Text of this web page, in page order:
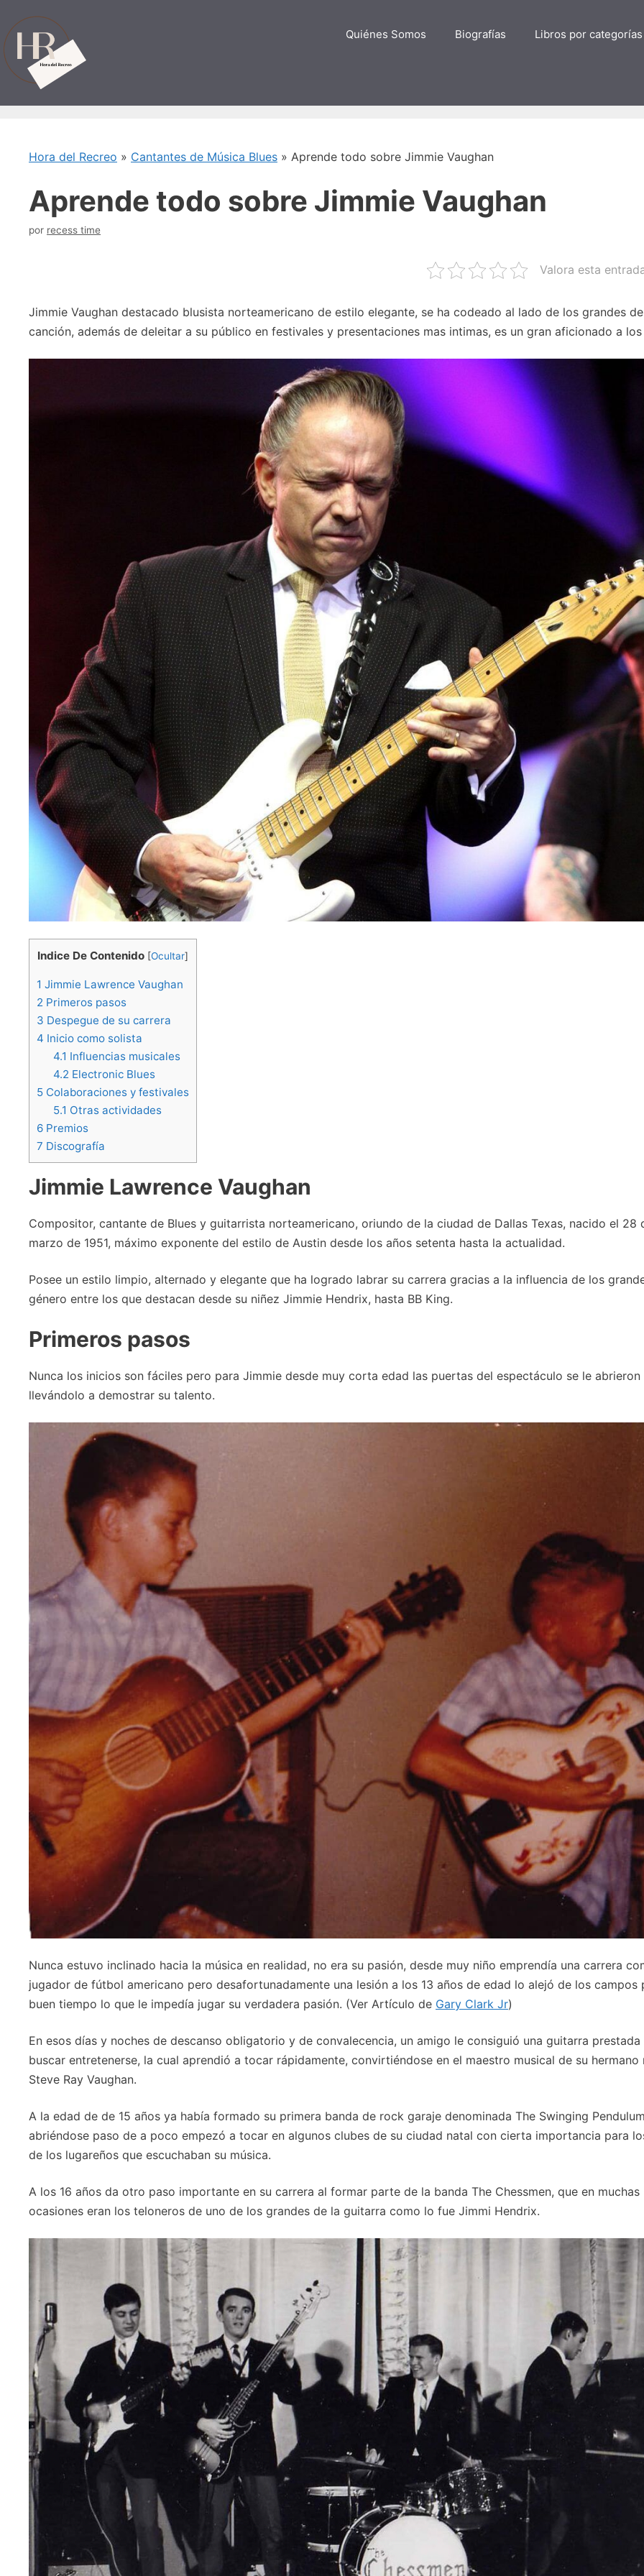
contenido
Quiénes Somos Biografías Libros por categorías
Hora del Recreo » Cantantes de Música Blues » Aprende todo sobre Jimmie Vaughan
Aprende todo sobre Jimmie Vaughan
por recess time
Valora esta
Jimmie Vaughan destacado blusista norteamericano de estilo elegante, se ha codeado al lado de los grandes
canción, además de deleitar a su público en festivales y presentaciones mas intimas, es un gran aficionado a
Indice De Contenido [Ocultar]
1 Jimmie Lawrence Vaughan
2 Primeros pasos
3 Despegue de su carrera
4 Inicio como solista
4.1 Influencias musicales
4.2 Electronic Blues
5 Colaboraciones y festivales
5.1 Otras actividades
6 Premios
7 Discografía
Jimmie Lawrence Vaughan
Compositor, cantante de Blues y guitarrista norteamericano, oriundo de la ciudad de Dallas Texas, nacido el 28
marzo de 1951, máximo exponente del estilo de Austin desde los años setenta hasta la actualidad.
Posee un estilo limpio, alternado y elegante que ha logrado labrar su carrera gracias a la influencia de los
género entre los que destacan desde su niñez Jimmie Hendrix, hasta BB King.
Primeros pasos
Nunca los inicios son fáciles pero para Jimmie desde muy corta edad las puertas del espectáculo se le abrieron
llevándolo a demostrar su talento.
Nunca estuvo inclinado hacia la música en realidad, no era su pasión, desde muy niño emprendía una carrera
jugador de fútbol americano pero desafortunadamente una lesión a los 13 años de edad lo alejó de los campos
buen tiempo lo que le impedía jugar su verdadera pasión. (Ver Artículo de Gary Clark Jr)
En esos días y noches de descanso obligatorio y de convalecencia, un amigo le consiguió una guitarra prestada
buscar entretenerse, la cual aprendió a tocar rápidamente, convirtiéndose en el maestro musical de su hermano
Steve Ray Vaughan.
A la edad de de 15 años ya había formado su primera banda de rock garaje denominada The Swinging
abriéndose paso de a poco empezó a tocar en algunos clubes de su ciudad natal con cierta importancia para
de los lugareños que escuchaban su música.
A los 16 años da otro paso importante en su carrera al formar parte de la banda The Chessmen, que en muchas
ocasiones eran los teloneros de uno de los grandes de la guitarra como lo fue Jimmi Hendrix.